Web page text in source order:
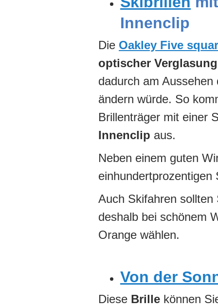
Innenclip
Die Oakley Five
optischer Verglasung
dadurch am Aussehen
ändern würde. So
Brillenträger mit einer
Innenclip aus.
Neben einem guten
Auch Skifahren
deshalb bei schönem
Orange wählen.
Von der
Diese Brille können